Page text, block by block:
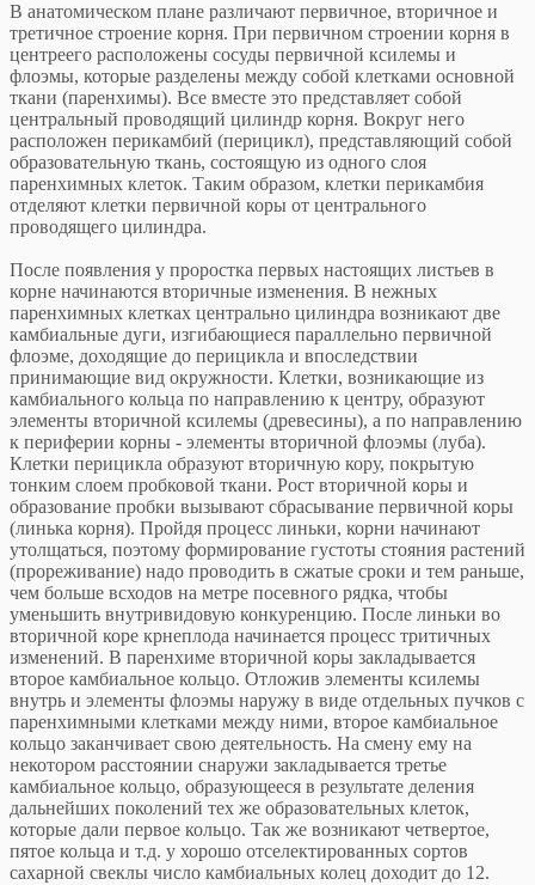
В анатомическом плане различают первичное, вторичное и
третичное строение корня. При первичном строении корня в
центреего расположены сосуды первичной ксилемы и
флоэмы, которые разделены между собой клетками основной
ткани (паренхимы). Все вместе это представляет собой
центральный проводящий цилиндр корня. Вокруг него
расположен перикамбий (перицикл), представляющий собой
образовательную ткань, состоящую из одного слоя
паренхимных клеток. Таким образом, клетки перикамбия
отделяют клетки первичной коры от центрального
проводящего цилиндра.
После появления у проростка первых настоящих листьев в
корне начинаются вторичные изменения. В нежных
паренхимных клетках центрально цилиндра возникают две
камбиальные дуги, изгибающиеся параллельно первичной
флоэме, доходящие до перицикла и впоследствии
принимающие вид окружности. Клетки, возникающие из
камбиального кольца по направлению к центру, образуют
элементы вторичной ксилемы (древесины), а по направлению
к периферии корны - элементы вторичной флоэмы (луба).
Клетки перицикла образуют вторичную кору, покрытую
тонким слоем пробковой ткани. Рост вторичной коры и
образование пробки вызывают сбрасывание первичной коры
(линька корня). Пройдя процесс линьки, корни начинают
утолщаться, поэтому формирование густоты стояния растений
(прореживание) надо проводить в сжатые сроки и тем раньше,
чем больше всходов на метре посевного рядка, чтобы
уменьшить внутривидовую конкуренцию. После линьки во
вторичной коре крнеплода начинается процесс тритичных
изменений. В паренхиме вторичной коры закладывается
второе камбиальное кольцо. Отложив элементы ксилемы
внутрь и элементы флоэмы наружу в виде отдельных пучков с
паренхимными клетками между ними, второе камбиальное
кольцо заканчивает свою деятельность. На смену ему на
некотором расстоянии снаружи закладывается третье
камбиальное кольцо, образующееся в результате деления
дальнейших поколений тех же образовательных клеток,
которые дали первое кольцо. Так же возникают четвертое,
пятое кольца и т.д. у хорошо отселектированных сортов
сахарной свеклы число камбиальных колец доходит до 12.